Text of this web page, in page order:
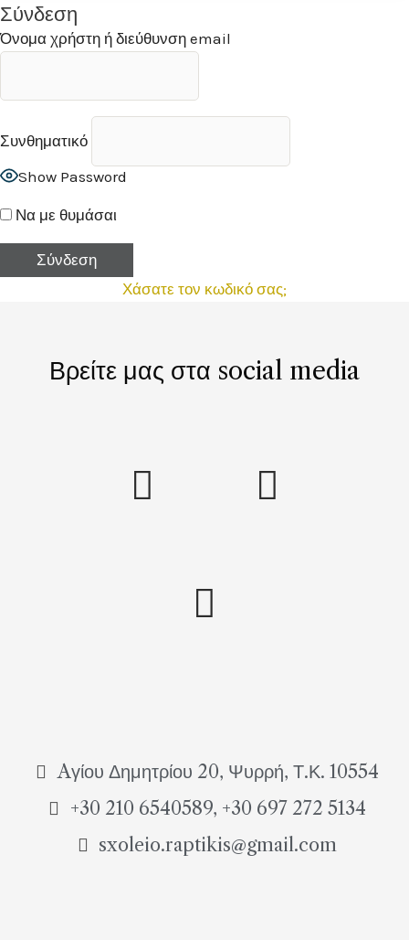
Σύνδεση
Όνομα χρήστη ή διεύθυνση email
Συνθηματικό
Show Password
Να με θυμάσαι
Χάσατε τον κωδικό σας;
Βρείτε μας στα social media
Aγίου Δημητρίου 20, Ψυρρή, Τ.Κ. 10554
+30 210 6540589, +30 697 272 5134
sxoleio.raptikis@gmail.com